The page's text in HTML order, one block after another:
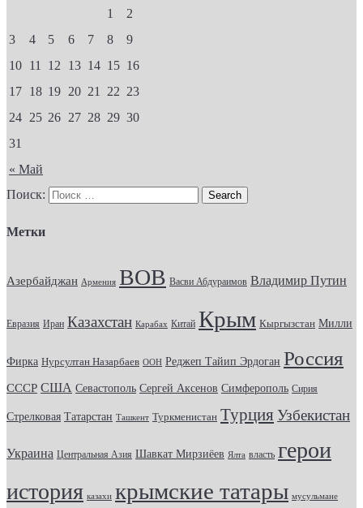
« Май
1
2
3
4 5 6 7 8
9
10 11 12 13 14 15 16
17 18 19 20 21 22 23
24 25 26 27 28 29 30
31
Поиск:
Метки
Азербайджан Армения ВОВ Васви Абдураимов Владимир Путин
Евразия Иран Казахстан Карабах Китай Крым Кыргызстан Милли
Фирка Нурсултан Назарбаев ООН Реджеп Тайип Эрдоган Россия
СССР США Севастополь Сергей Аксенов Симферополь Сирия
Стрелковая Татарстан Ташкент Туркменистан Турция Узбекистан
Украина Центральная Азия Шавкат Мирзиёев Ялта власть герои
история казахи крымские татары мусульмане